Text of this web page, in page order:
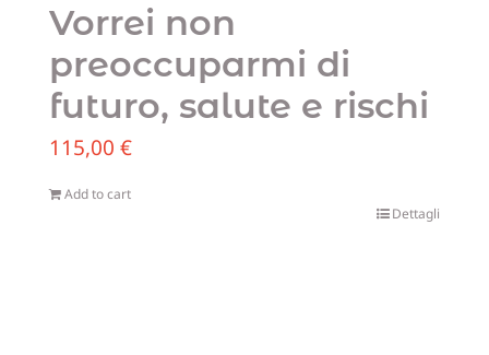
Vorrei non
preoccuparmi di
futuro, salute e rischi
115,00 €
Add to cart
Dettagli